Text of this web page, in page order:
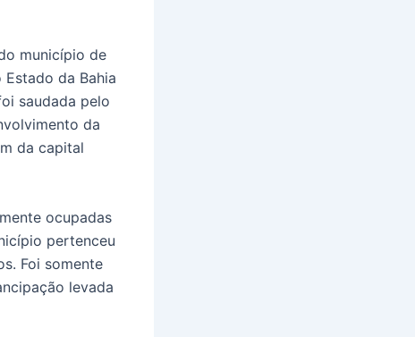
município de
da Bahia
saudada pelo
da
da capital
ocupadas
pertenceu
Foi somente
levada